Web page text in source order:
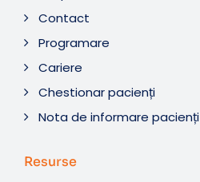
Contact
Programare
Cariere
Chestionar pacienți
Nota de informare pacienți
Resurse